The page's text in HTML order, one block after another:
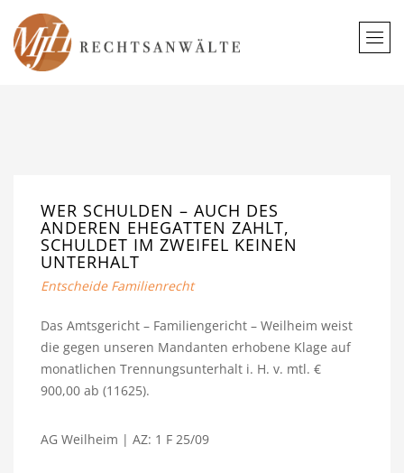
WER SCHULDEN – AUCH DES
ANDEREN EHEGATTEN ZAHLT,
SCHULDET IM ZWEIFEL KEINEN
UNTERHALT
Entscheide Familienrecht
Das Amtsgericht – Familiengericht – Weilheim weist
die gegen unseren Mandanten erhobene Klage auf
monatlichen Trennungsunterhalt i. H. v. mtl. €
900,00 ab (11625).
AG Weilheim | AZ: 1 F 25/09